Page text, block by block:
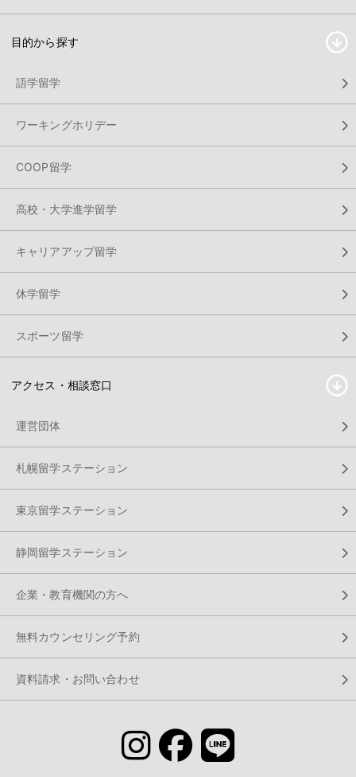
目的から探す
語学留学
ワーキングホリデー
COOP留学
高校・大学進学留学
キャリアアップ留学
休学留学
スポーツ留学
アクセス・相談窓口
運営団体
札幌留学ステーション
東京留学ステーション
静岡留学ステーション
企業・教育機関の方へ
無料カウンセリング予約
資料請求・お問い合わせ